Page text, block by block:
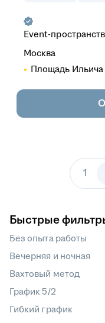
Event-
Москва
Площадь Ильича
1
Быстрые
Без опыта работы
Вечерняя и ночная
Вахтовый метод
График 5/2
Гибкий график